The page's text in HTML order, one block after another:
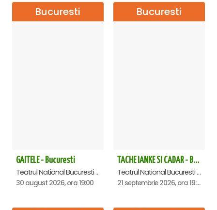
Bucuresti
GAITELE - Bucuresti
Teatrul National Bucuresti - Sala Ion Caramitru, Bucuresti
30 august 2026, ora 19:00
Bucuresti
TACHE IANKE SI CADAR - Bucuresti
Teatrul National Bucuresti - Sala Ion Caramitru, Bucuresti
21 septembrie 2026, ora 19:00